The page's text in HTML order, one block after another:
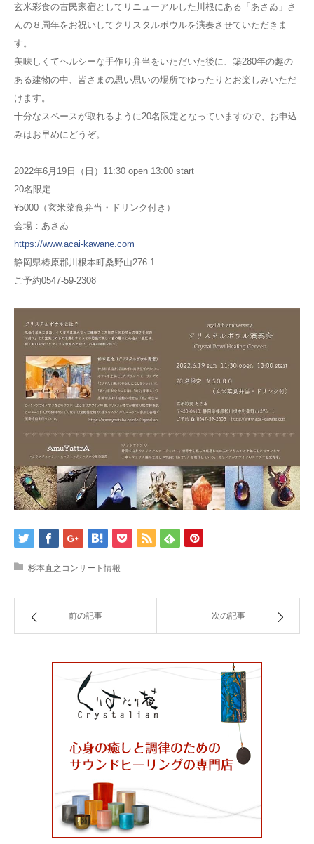
玄米彩食の古民家宿としてリニューアルした川根にある「あさゐ」さ
んの８周年をお祝いしてクリスタルボウルを演奏させていただきま
す。
美味しくてヘルシーな手作り弁当をいただいた後に、築280年の趣の
ある建物の中、皆さまの思い思いの場所でゆったりとお楽しみいただ
けます。
十分なスペースが取れるように20名限定となっていますので、お申込
みはお早めにどうぞ。
2022年6月19日（日）11:30 open 13:00 start
20名限定
¥5000（玄米菜食弁当・ドリンク付き）
会場：あさゐ
https://www.acai-kawane.com
静岡県椿原郡川根本町桑野山276-1
ご予約0547-59-2308
杉本直之コンサート情報
前の記事 次の記事